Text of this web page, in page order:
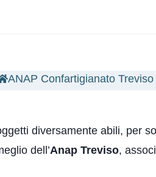
ANAP Confartigianato Treviso
diversamente abili, per
dell’Anap Treviso,